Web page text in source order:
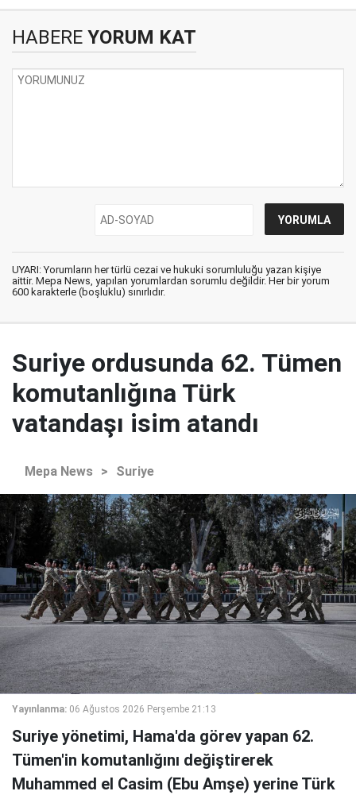
HABERE YORUM KAT
UYARI: Yorumların her türlü cezai ve hukuki sorumluluğu yazan kişiye
aittir. Mepa News, yapılan yorumlardan sorumlu değildir. Her bir yorum
600 karakterle (boşluklu) sınırlıdır.
Suriye ordusunda 62. Tümen
komutanlığına Türk
vatandaşı isim atandı
Mepa News > Suriye
Yayınlanma: 06 Ağustos 2026 Perşembe 21:13
Suriye yönetimi, Hama'da görev yapan 62.
Tümen'in komutanlığını değiştirerek
Muhammed el Casim (Ebu Amşe) yerine Türk